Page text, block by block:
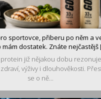
sportovce, přiberu po něm a
mám dostatek. Znáte nejčastějš
již nějakou dobu rezonuje
výživy i dlouhověkosti.
se o ně...